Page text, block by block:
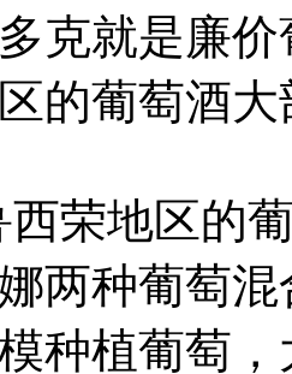
克就是廉
区的葡萄酒
荣地区的
两种葡萄
种植葡萄